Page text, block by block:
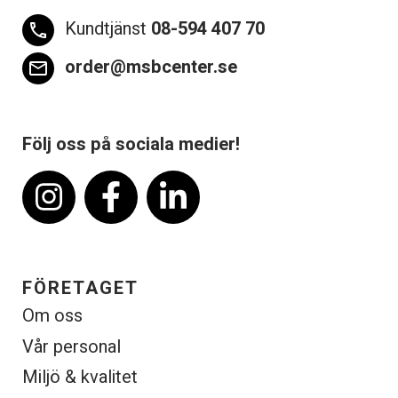
phone Kundtjänst 08-594 407 70
email order@msbcenter.se
Följ oss på sociala medier!
FÖRETAGET
Om oss
Vår personal
Miljö & kvalitet